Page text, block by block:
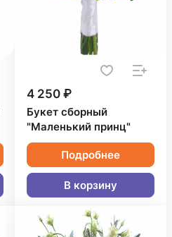
4 250 ₽
Букет сборный
"Маленький принц"
Подробнее
В корзину